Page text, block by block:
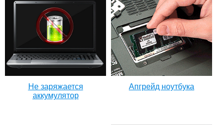
Не заряжается
аккумулятор
Апгрейд ноутбука